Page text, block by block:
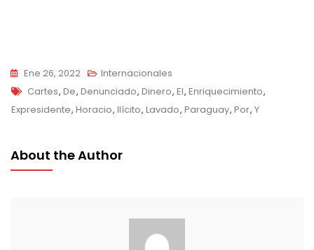
Ene 26, 2022
Internacionales
Tags
Cartes, De, Denunciado, Dinero, El, Enriquecimiento,
Expresidente, Horacio, Ilícito, Lavado, Paraguay, Por, Y
About the Author